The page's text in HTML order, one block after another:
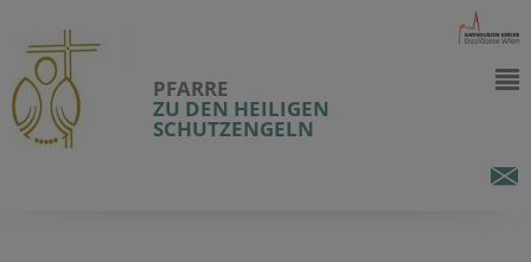
PFARRE
ZU DEN HEILIGEN
SCHUTZENGELN